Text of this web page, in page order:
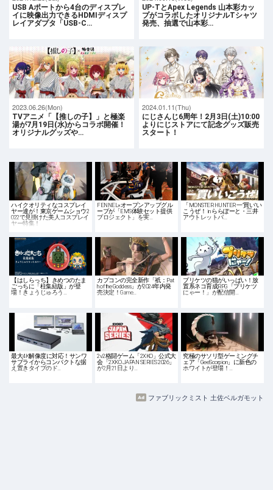
USB Aポートから4台のディスプレ
イに映像出力できるHDMIディスプ
レイアダプタ「USB-C…
UP-TとApex Legends 山本彩カッ
プがコラボしたオリジナルTシャツ
発売、抽選で山本彩…
2023.06.26(Mon)
TVアニメ「【推しの子】」と極楽
湯が7月19日(水)からコラボ開催！
オリジナルグッズや…
2024.01.11(Thu)
にじさんじ6周年！2月3日(土)10:00
よりにじストアにて記念グッズ販売
スタート！
ハイクオリティなコスプレイ
ヤー達が！東京ゲームショウ2
022で見掛けた美人コスプレイ
ヤー特集！
FENNEL×オープンアップグル
ープが「EMS体験セット提供
プロジェクト」を実…
「MONSTER HUNTER 一"買い"い
こうぜ！ in ららぽーと・三井
アウトレットパ…
【はしらっち】きめつのたま
ごっちに「柱集結版」が登
場！きょうじゅろう…
カプコンの完全新作「祇：Pat
h of the Goddess」が2024年内発
売決定！Game…
プリケツの猫がいっぱい！放
置系ネコ育成RPG「プリケツ
にゃー！」が配信開…
最大4K解像度に対応！サンワ
サプライからコンパクトな据
え置きタイプのド…
2v2格闘ゲーム「2XKO」公式大
会「2XKO JAPAN SERIES 2026」
が2月21日より…
究極のサソリ型ゲーミングチ
ェア「GeeScorpion」に新色の
ホワイトが登場！…
ファブリックミスト 土佐ベルガモット